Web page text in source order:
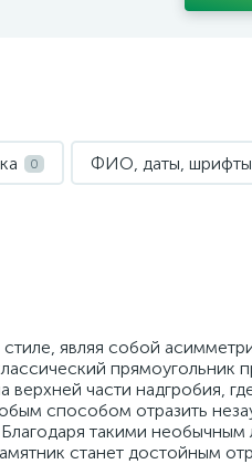
0 ФИО, даты, шрифты
являя собой
прямоугольник
верхней части надгробия,
способом отразить
такими
станет достойным